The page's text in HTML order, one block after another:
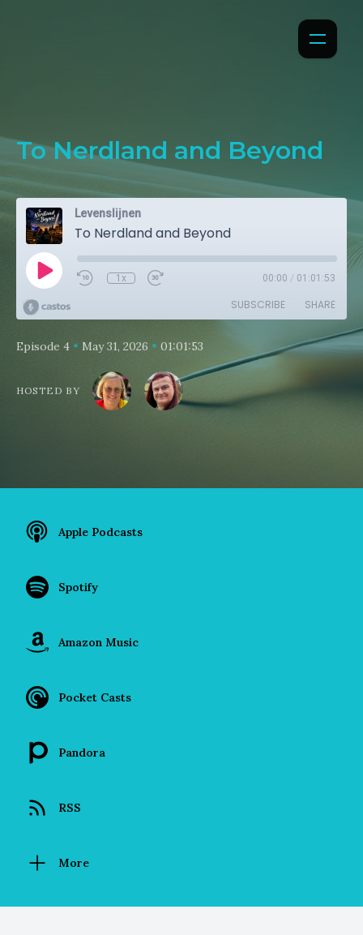
To Nerdland and Beyond
Levenslijnen
To Nerdland and Beyond
1x 00:00 / 01:01:53
SUBSCRIBE SHARE
Episode 4 • May 31, 2026 • 01:01:53
HOSTED BY
Apple Podcasts
Spotify
Amazon Music
Pocket Casts
Pandora
RSS
More